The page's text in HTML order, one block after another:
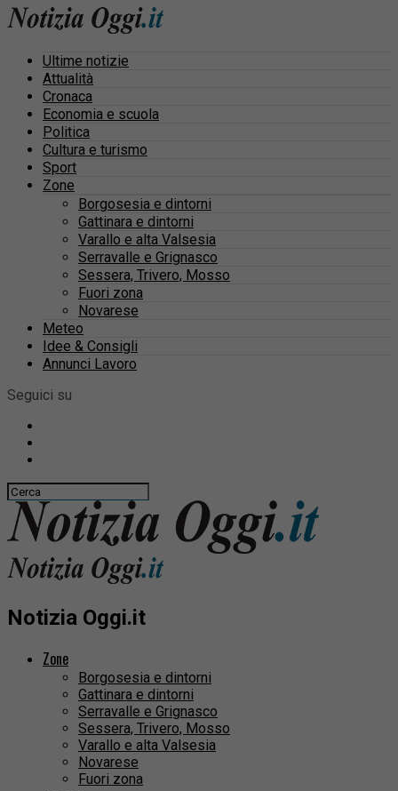
Ultime notizie
Attualità
Cronaca
Economia e scuola
Politica
Cultura e turismo
Sport
Zone
Borgosesia e dintorni
Gattinara e dintorni
Varallo e alta Valsesia
Serravalle e Grignasco
Sessera, Trivero, Mosso
Fuori zona
Novarese
Meteo
Idee & Consigli
Annunci Lavoro
Seguici su
Notizia Oggi.it
Zone
Borgosesia e dintorni
Gattinara e dintorni
Serravalle e Grignasco
Sessera, Trivero, Mosso
Varallo e alta Valsesia
Novarese
Fuori zona